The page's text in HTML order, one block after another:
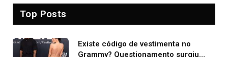
Top Posts
Existe código de vestimenta no
Grammy? Questionamento surgiu